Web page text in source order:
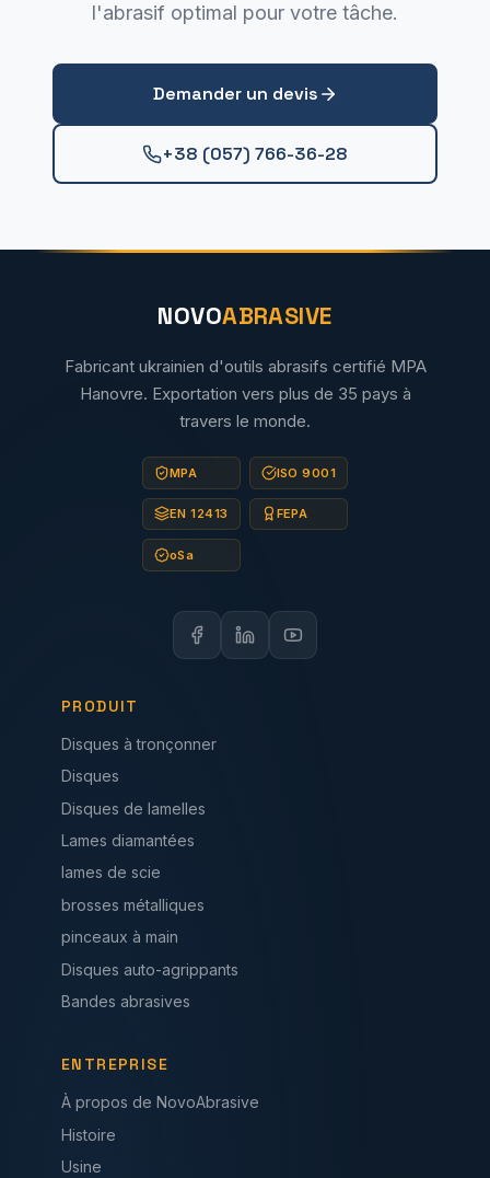
l'abrasif optimal pour votre tâche.
Demander un devis
+38 (057) 766-36-28
NOVOABRASIVE
Fabricant ukrainien d'outils abrasifs certifié MPA
Hanovre. Exportation vers plus de 35 pays à
travers le monde.
MPA ISO 9001
EN 12413 FEPA
oSa
PRODUIT
Disques à tronçonner
Disques
Disques de lamelles
Lames diamantées
lames de scie
brosses métalliques
pinceaux à main
Disques auto-agrippants
Bandes abrasives
ENTREPRISE
À propos de NovoAbrasive
Histoire
Usine